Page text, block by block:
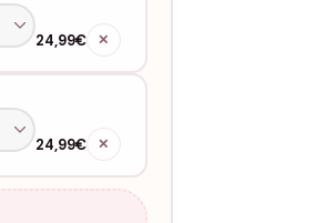
24,99€ ✕
24,99€ ✕